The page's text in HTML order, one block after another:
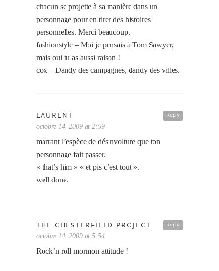
chacun se projette à sa manière dans un
personnage pour en tirer des histoires
personnelles. Merci beaucoup.
fashionstyle – Moi je pensais à Tom Sawyer,
mais oui tu as aussi raison !
cox – Dandy des campagnes, dandy des villes.
Reply
LAURENT
octobre 14, 2009 at 2:59
marrant l’espèce de désinvolture que ton
personnage fait passer.
« that’s him » « et pis c’est tout ».
well done.
Reply
THE CHESTERFIELD PROJECT
octobre 14, 2009 at 5:54
Rock’n roll mormon attitude !